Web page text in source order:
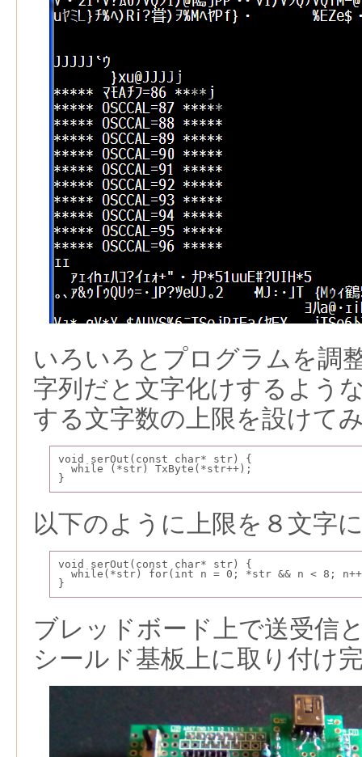
いろいろとプログラムを調
字列だと文字化けするよう
する文字数の上限を設けて
void serOut(const char* str) {
while (*str) TxByte(*str++);
}
以下のように上限を８文字
void serOut(const char* str) {
while(*str) for(int n = 0; *str && n < 8;
}
ブレッドボード上で送受信
シールド基板上に取り付け